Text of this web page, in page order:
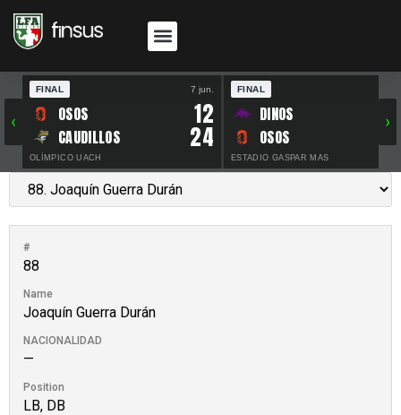
‹
FINAL 7 jun.
OSOS 12
CAUDILLOS 24
OLÍMPICO UACH
FINAL
DINOS
OSOS
ESTADIO GASPAR MAS
›
#
88
Name
Joaquín Guerra Durán
NACIONALIDAD
—
Position
LB, DB